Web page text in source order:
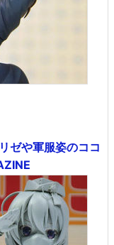
ゼや軍服姿のココ